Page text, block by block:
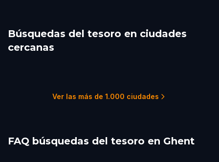
Búsquedas del tesoro en ciudades
cercanas
Ver las más de 1.000 ciudades
FAQ búsquedas del tesoro en Ghent